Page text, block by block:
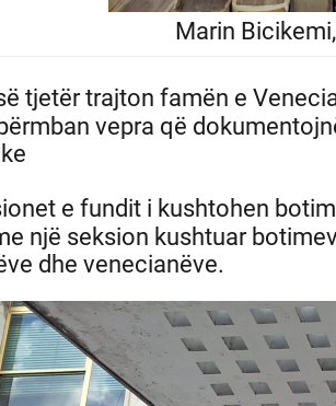
Marin
tjetër trajton famën e
vepra që
e fundit i kushtohen
një seksion kushtuar
dhe venecianëve.